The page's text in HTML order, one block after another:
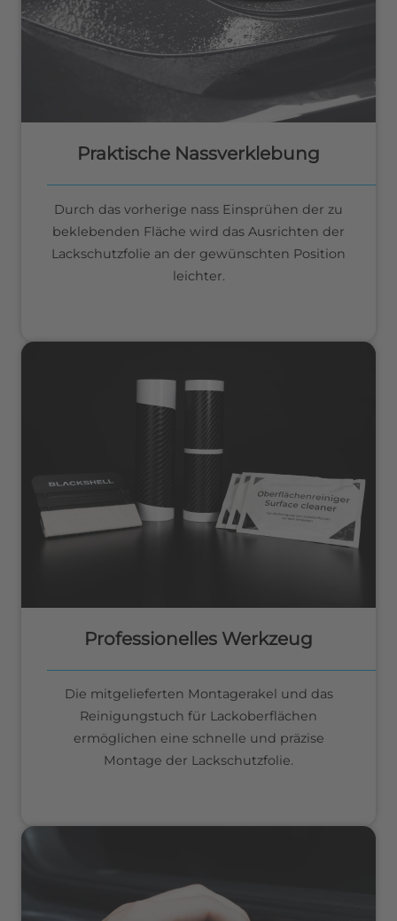
Praktische Nassverklebung
Durch das vorherige nass Einsprühen der zu
beklebenden Fläche wird das Ausrichten der
Lackschutzfolie an der gewünschten Position
leichter.
Professionelles Werkzeug
Die mitgelieferten Montagerakel und das
Reinigungstuch für Lackoberflächen
ermöglichen eine schnelle und präzise
Montage der Lackschutzfolie.